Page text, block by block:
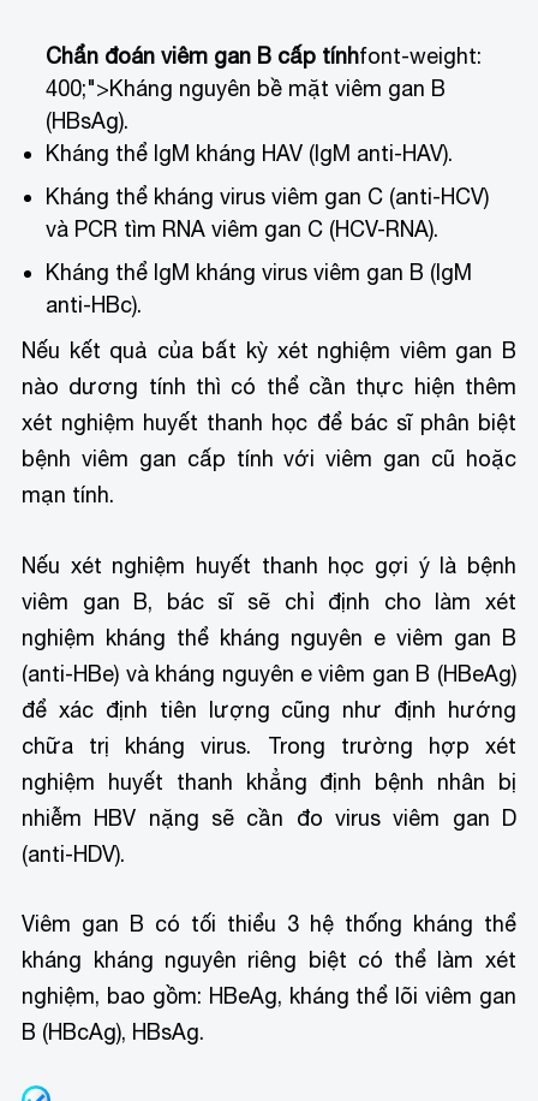
Chẩn đoán viêm gan B cấp tínhfont-weight:
400;">Kháng nguyên bề mặt viêm gan B
(HBsAg).
Kháng thể IgM kháng HAV (IgM anti-HAV).
Kháng thể kháng virus viêm gan C (anti-HCV)
và PCR tìm RNA viêm gan C (HCV-RNA).
Kháng thể IgM kháng virus viêm gan B (IgM
anti-HBc).
Nếu kết quả của bất kỳ xét nghiệm viêm gan B
nào dương tính thì có thể cần thực hiện thêm
xét nghiệm huyết thanh học để bác sĩ phân biệt
bệnh viêm gan cấp tính với viêm gan cũ hoặc
mạn tính.
Nếu xét nghiệm huyết thanh học gợi ý là bệnh
viêm gan B, bác sĩ sẽ chỉ định cho làm xét
nghiệm kháng thể kháng nguyên e viêm gan B
(anti-HBe) và kháng nguyên e viêm gan B (HBeAg)
để xác định tiên lượng cũng như định hướng
chữa trị kháng virus. Trong trường hợp xét
nghiệm huyết thanh khẳng định bệnh nhân bị
nhiễm HBV nặng sẽ cần đo virus viêm gan D
(anti-HDV).
Viêm gan B có tối thiểu 3 hệ thống kháng thể
kháng kháng nguyên riêng biệt có thể làm xét
nghiệm, bao gồm: HBeAg, kháng thể lõi viêm gan
B (HBcAg), HBsAg.